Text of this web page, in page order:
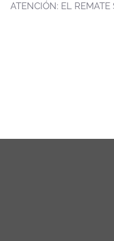
ATENCIÓN: EL